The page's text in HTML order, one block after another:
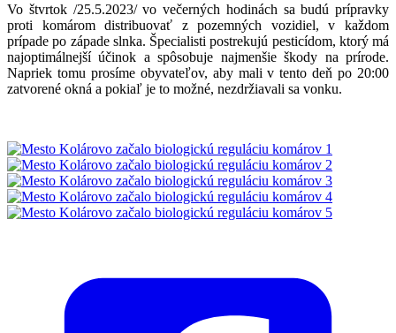
Vo štvrtok /25.5.2023/ vo večerných hodinách sa budú prípravky
proti komárom distribuovať z pozemných vozidiel, v každom
prípade po západe slnka. Špecialisti postrekujú pesticídom, ktorý má
najoptimálnejší účinok a spôsobuje najmenšie škody na prírode.
Napriek tomu prosíme obyvateľov, aby mali v tento deň po 20:00
zatvorené okná a pokiaľ je to možné, nezdržiavali sa vonku.